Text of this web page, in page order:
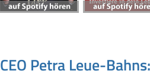
Petra Leue-